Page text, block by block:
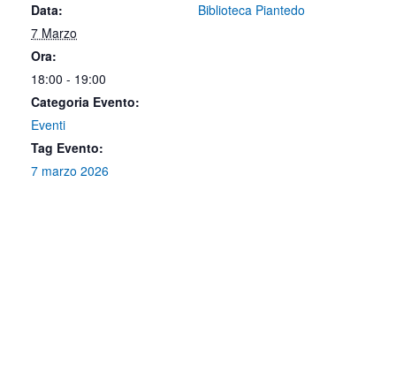
Data:
7 Marzo
Ora:
18:00 - 19:00
Categoria Evento:
Eventi
Tag Evento:
7 marzo 2026
Biblioteca Piantedo